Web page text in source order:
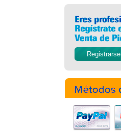
Registrarse